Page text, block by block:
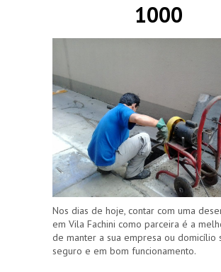
1000
Nos dias de hoje, contar com uma
em Vila Fachini como parceira é a
de manter a sua empresa ou domicílio
seguro e em bom funcionamento.